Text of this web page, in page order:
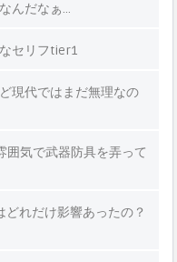
んだなぁ…
セリフtier1
現代ではまだ無理なの
囲気で武器防具を弄って
どれだけ影響あったの？